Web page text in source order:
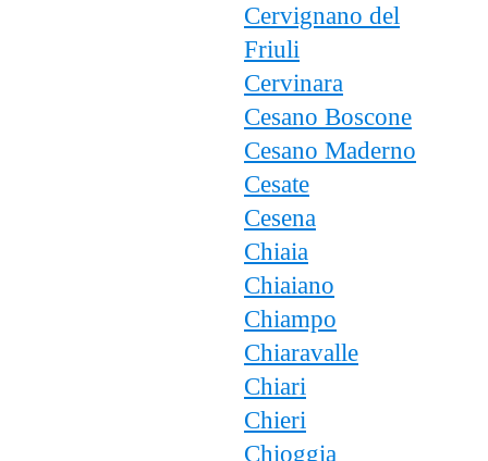
Cervignano del
Friuli
Cervinara
Cesano Boscone
Cesano Maderno
Cesate
Cesena
Chiaia
Chiaiano
Chiampo
Chiaravalle
Chiari
Chieri
Chioggia